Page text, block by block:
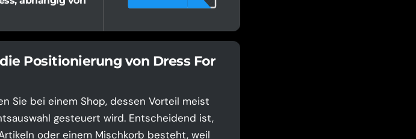
Positionierung von Dress For
Sie bei einem Shop, dessen Vorteil meist
gesteuert wird. Entscheidend ist,
oder einem Mischkorb besteht, weil